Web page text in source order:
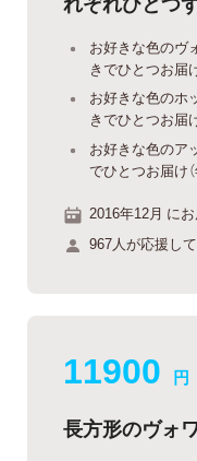
お好きな色のヴ
きでひとつお届け
お好きな色のホ
きでひとつお届け
お好きな色のア
でひとつお届け（
2016年12月 にお
967人が応援して
11900 円
長方形のヴォ